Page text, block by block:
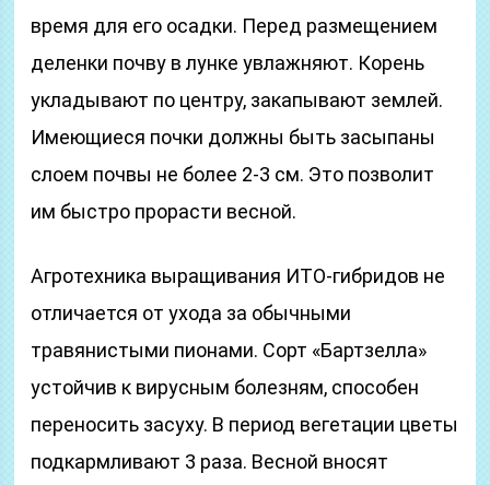
время для его осадки. Перед размещением
деленки почву в лунке увлажняют. Корень
укладывают по центру, закапывают землей.
Имеющиеся почки должны быть засыпаны
слоем почвы не более 2-3 см. Это позволит
им быстро прорасти весной.
Агротехника выращивания ИТО-гибридов не
отличается от ухода за обычными
травянистыми пионами. Сорт «Бартзелла»
устойчив к вирусным болезням, способен
переносить засуху. В период вегетации цветы
подкармливают 3 раза. Весной вносят